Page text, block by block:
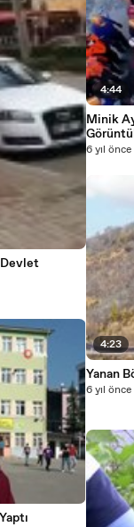
4:44
Minik
6 yıl önce
4:23
Yanan
6 yıl önce